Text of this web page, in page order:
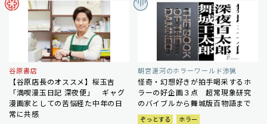
谷原書店
【谷原店長のオススメ】桜玉吉
「満喫漫玉日記 深夜便」 ギャグ
漫画家としての苦悩経た中年の日
常に共感
朝宮運河のホラーワールド渉猟
怪奇・幻想好きが拍手喝采するホ
ラーの好企画３点 超常現象研究
のバイブルから舞城版百物語まで
ぞっとする
ホラー